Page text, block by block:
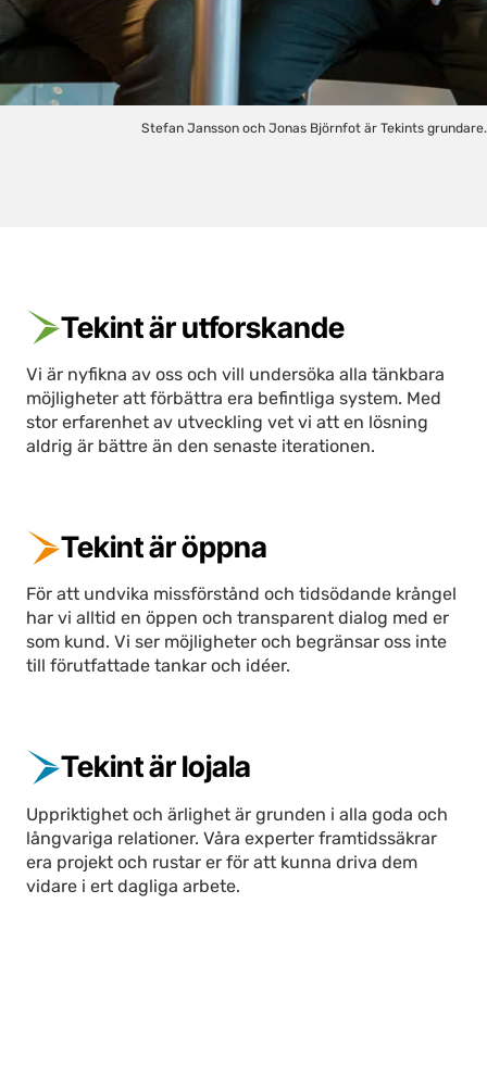
Stefan Jansson och Jonas Björnfot är Tekints grundare.
Tekint är utforskande
Vi är nyfikna av oss och vill undersöka alla tänkbara
möjligheter att förbättra era befintliga system. Med
stor erfarenhet av utveckling vet vi att en lösning
aldrig är bättre än den senaste iterationen.
Tekint är öppna
För att undvika missförstånd och tidsödande krångel
har vi alltid en öppen och transparent dialog med er
som kund. Vi ser möjligheter och begränsar oss inte
till förutfattade tankar och idéer.
Tekint är lojala
Uppriktighet och ärlighet är grunden i alla goda och
långvariga relationer. Våra experter framtidssäkrar
era projekt och rustar er för att kunna driva dem
vidare i ert dagliga arbete.